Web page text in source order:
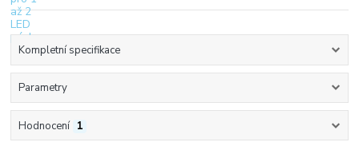
Kompletní specifikace
Parametry
Hodnocení 1